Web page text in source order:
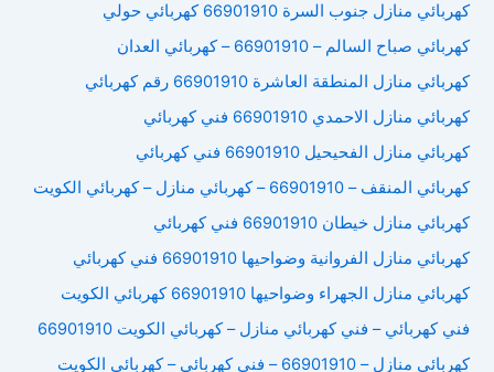
كهربائي منازل جنوب السرة 66901910 كهربائي حولي
كهربائي صباح السالم – 66901910 – كهربائي العدان
كهربائي منازل المنطقة العاشرة 66901910 رقم كهربائي
كهربائي منازل الاحمدي 66901910 فني كهربائي
كهربائي منازل الفحيحيل 66901910 فني كهربائي
كهربائي المنقف – 66901910 – كهربائي منازل – كهربائي الكويت
كهربائي منازل خيطان 66901910 فني كهربائي
كهربائي منازل الفروانية وضواحيها 66901910 فني كهربائي
كهربائي منازل الجهراء وضواحيها 66901910 كهربائي الكويت
فني كهربائي – فني كهربائي منازل – كهربائي الكويت 66901910
كهربائي منازل – 66901910 – فني كهربائي – كهربائي الكويت